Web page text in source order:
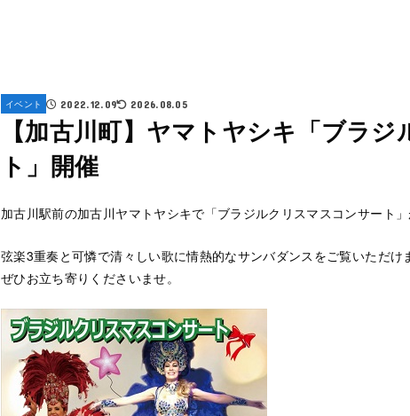
イベント 2022.12.09 2026.08.05
【加古川町】ヤマトヤシキ「ブラ
ト」開催
加古川駅前の加古川ヤマトヤシキで「ブラジルクリスマスコンサート
弦楽3重奏と可憐で清々しい歌に情熱的なサンバダンスをご覧いただけ
ぜひお立ち寄りくださいませ。